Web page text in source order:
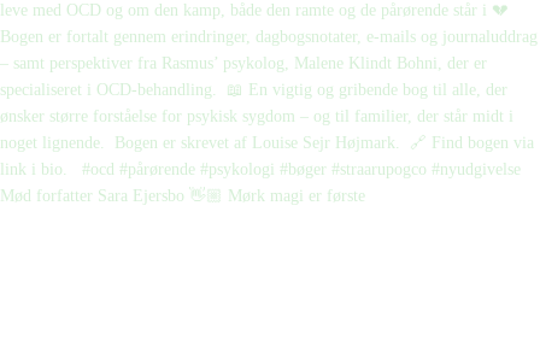
Mød forfatter Sara Ejersbo 👋🏼 Mørk magi er første